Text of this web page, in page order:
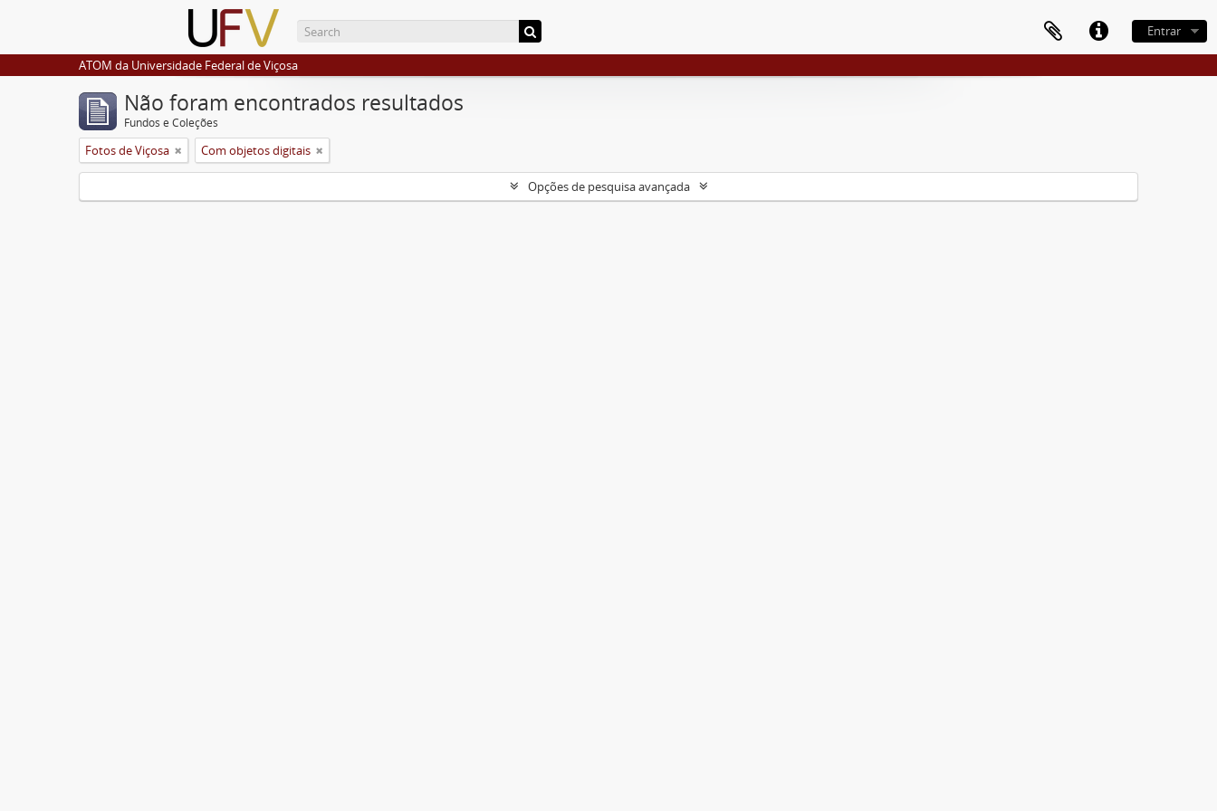
Entrar
ATOM da Universidade Federal de Viçosa
Não foram encontrados resultados
Fundos e Coleções
Fotos de Viçosa Com objetos digitais
Opções de pesquisa avançada